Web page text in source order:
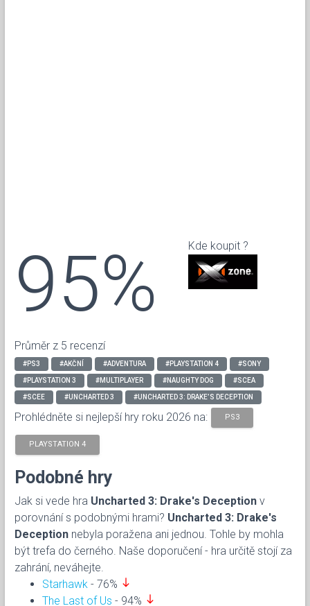
95%
Průměr z 5 recenzí
Kde koupit ?
#PS3 #AKČNÍ #ADVENTURA #PLAYSTATION 4 #SONY
#PLAYSTATION 3 #MULTIPLAYER #NAUGHTY DOG #SCEA
#SCEE #UNCHARTED 3 #UNCHARTED 3: DRAKE’S DECEPTION
Prohlédněte si nejlepší hry roku 2026 na: PS3
PLAYSTATION 4
Podobné hry
Jak si vede hra Uncharted 3: Drake's Deception v
porovnání s podobnými hrami? Uncharted 3: Drake's
Deception nebyla poražena ani jednou. Tohle by mohla
být trefa do černého. Naše doporučení - hra určitě stojí za
zahrání, neváhejte.
Starhawk - 76% south
The Last of Us - 94% south